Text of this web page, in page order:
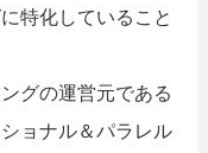
特化していること
グの運営元である
ョナル＆パラレル